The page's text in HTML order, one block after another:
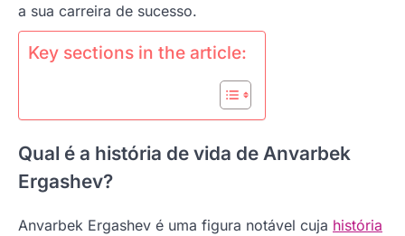
a sua carreira de sucesso.
Key sections in the article:
Qual é a história de vida de Anvarbek
Ergashev?
Anvarbek Ergashev é uma figura notável cuja história